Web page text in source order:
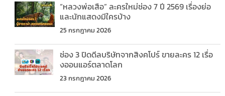
“หลวงพ่อเสือ” ละครใหม่ช่อง 7 ปี 2569 เรื่องย่อ
และนักแสดงมีใครบ้าง
25 กรกฎาคม 2026
ช่อง 3 ปิดดีลบริษัทจากสิงคโปร์ ขายละคร 12 เรื่อ
งออนแอร์ตลาดโลก
23 กรกฎาคม 2026